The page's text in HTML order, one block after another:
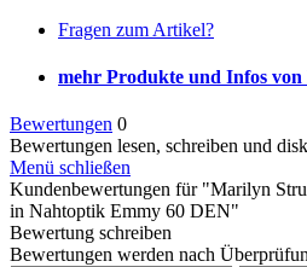
Fragen zum Artikel?
mehr Produkte und Infos
Bewertungen 0
Bewertungen lesen, schreiben und
Menü schließen
Kundenbewertungen für "Marilyn
in Nahtoptik Emmy 60 DEN"
Bewertung schreiben
Bewertungen werden nach